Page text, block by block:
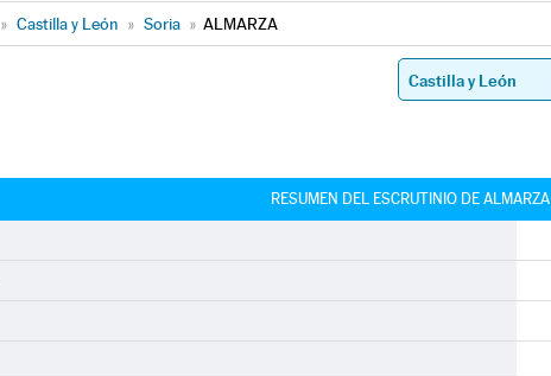
» Castilla y León » Soria » ALMARZA
RESUMEN DEL ESCRUTINIO DE ALMARZA